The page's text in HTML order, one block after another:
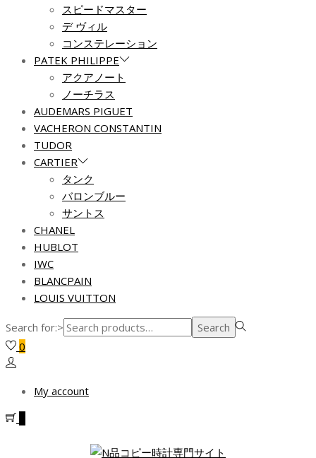
スピードマスター
デ ヴィル
コンステレーション
PATEK PHILIPPE
アクアノート
ノーチラス
AUDEMARS PIGUET
VACHERON CONSTANTIN
TUDOR
CARTIER
タンク
バロンブルー
サントス
CHANEL
HUBLOT
IWC
BLANCPAIN
LOUIS VUITTON
Search for:>
Search
0
My account